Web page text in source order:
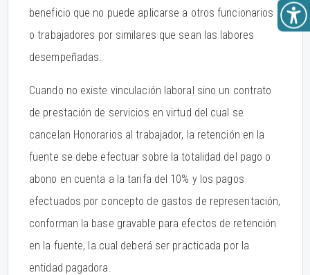
beneficio que no puede aplicarse a otros funcionarios
o trabajadores por similares que sean las labores
desempeñadas.
Cuando no existe vinculación laboral sino un contrato
de prestación de servicios en virtud del cual se
cancelan Honorarios al trabajador, la retención en la
fuente se debe efectuar sobre la totalidad del pago o
abono en cuenta a la tarifa del 10% y los pagos
efectuados por concepto de gastos de representación,
conforman la base gravable para efectos de retención
en la fuente, la cual deberá ser practicada por la
entidad pagadora.